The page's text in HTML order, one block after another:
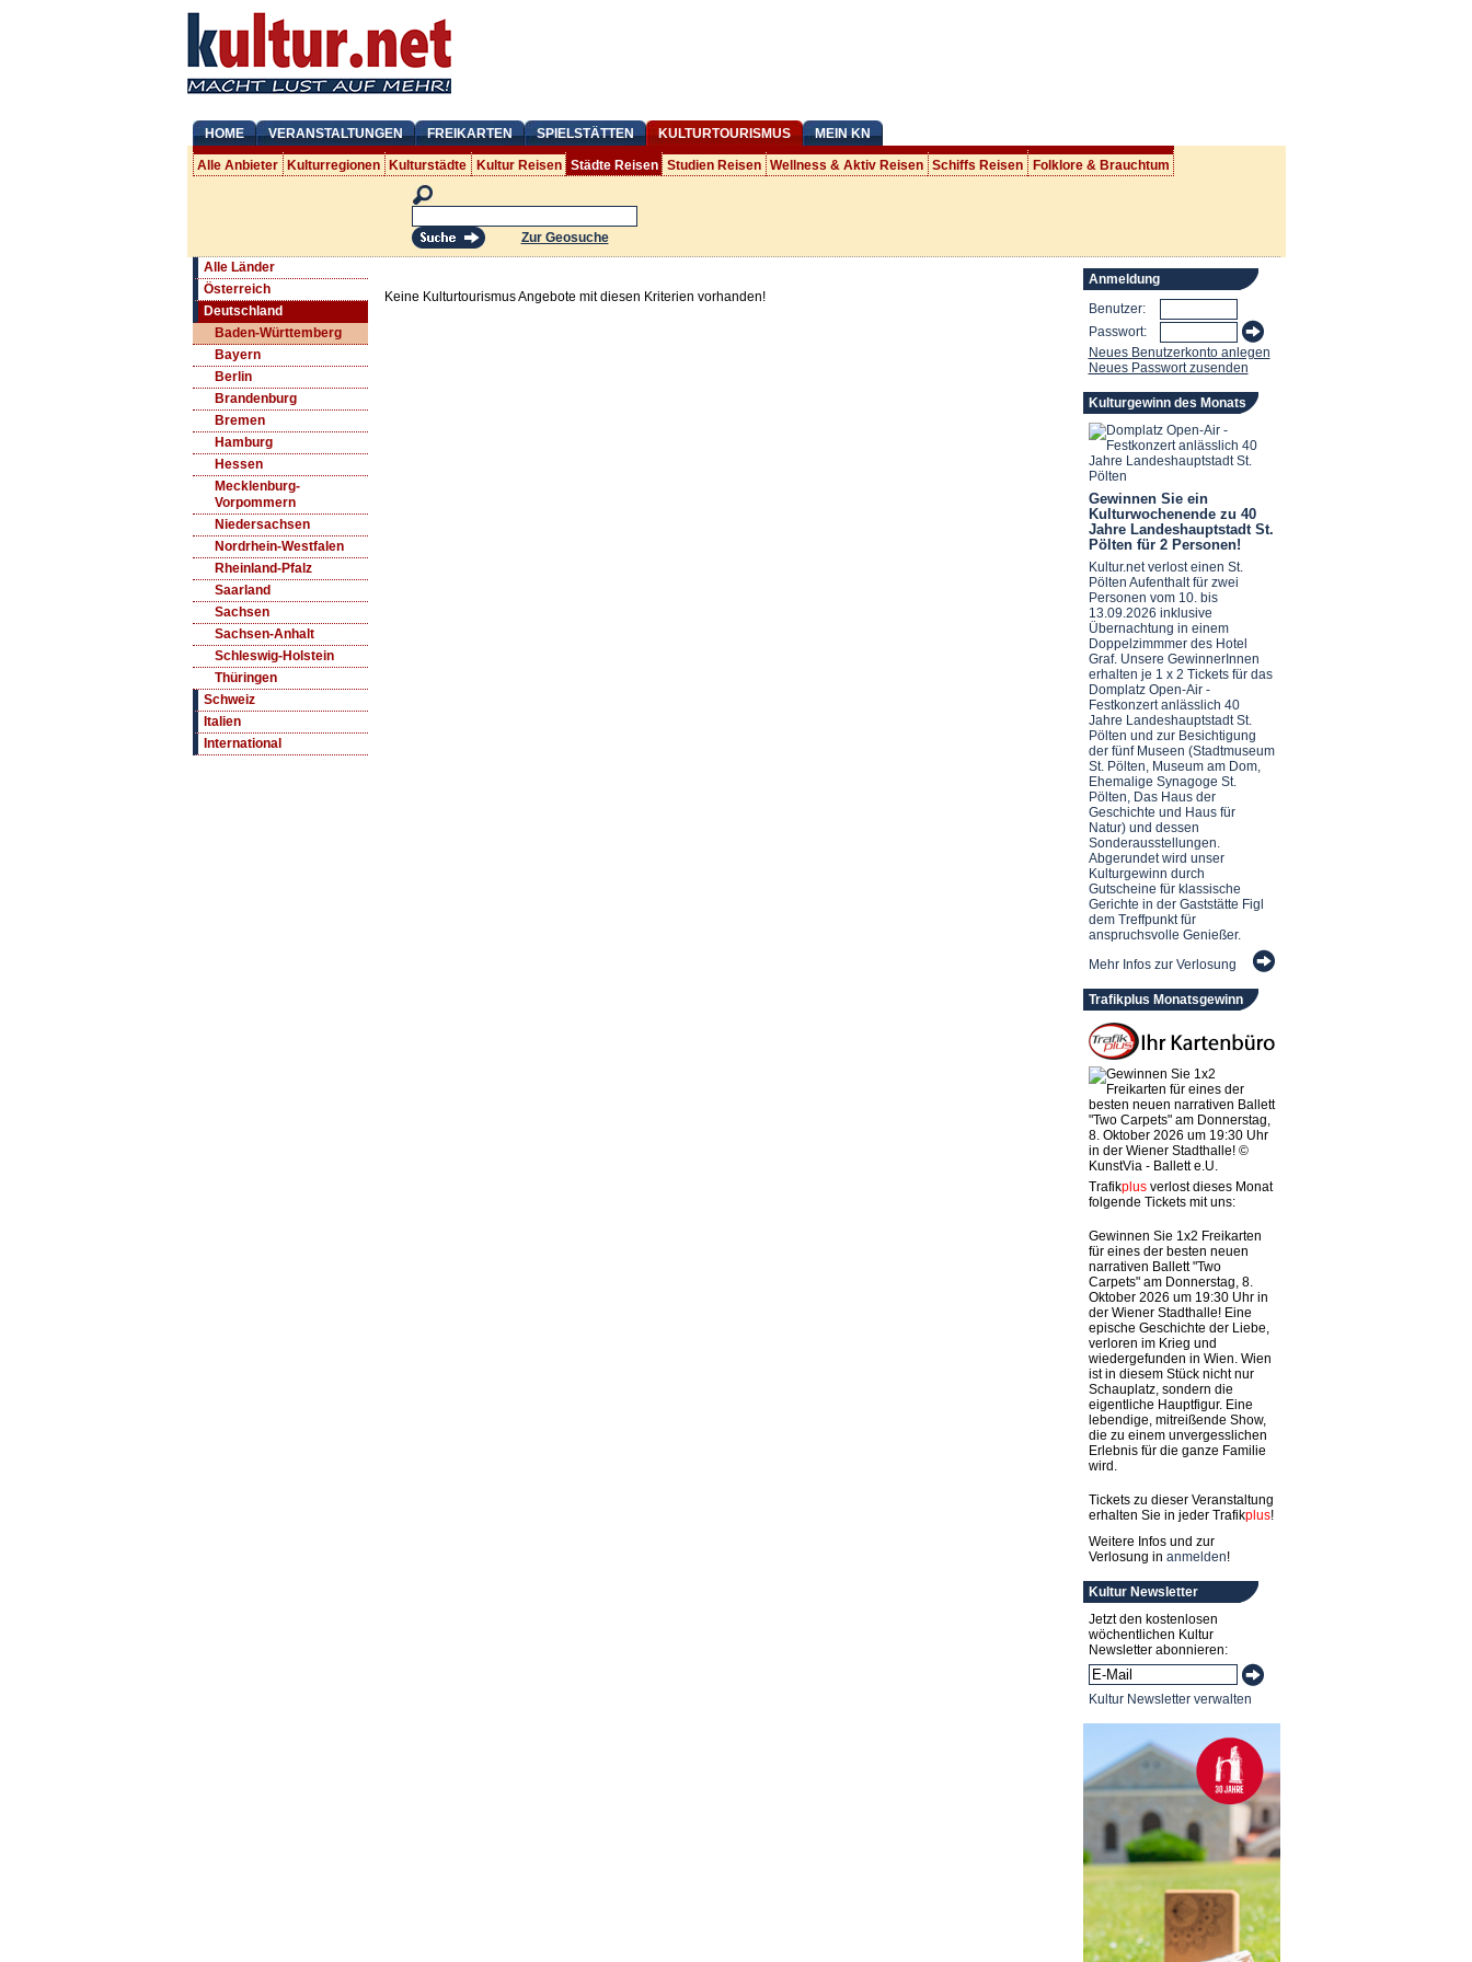
HOME VERANSTALTUNGEN FREIKARTEN SPIELSTÄTTEN KULTURTOURISMUS MEIN KN
Alle Anbieter Kulturregionen Kulturstädte Kultur Reisen Städte Reisen Studien Reisen Wellness & Aktiv Reisen Schiffs Reisen Folklore & Brauchtum
Zur Geosuche
Alle Länder
Österreich
Deutschland
Baden-Württemberg
Bayern
Berlin
Brandenburg
Bremen
Hamburg
Hessen
Mecklenburg-
Vorpommern
Niedersachsen
Nordrhein-Westfalen
Rheinland-Pfalz
Saarland
Sachsen
Sachsen-Anhalt
Schleswig-Holstein
Thüringen
Schweiz
Italien
International
Keine Kulturtourismus Angebote mit diesen Kriterien vorhanden!
Anmeldung
Benutzer:
Passwort:
Neues Benutzerkonto anlegen
Neues Passwort zusenden
Kulturgewinn des Monats
Gewinnen Sie ein
Kulturwochenende zu 40
Jahre Landeshauptstadt St.
Pölten für 2 Personen!
Kultur.net verlost einen St.
Pölten Aufenthalt für zwei
Personen vom 10. bis
13.09.2026 inklusive
Übernachtung in einem
Doppelzimmmer des Hotel
Graf. Unsere GewinnerInnen
erhalten je 1 x 2 Tickets für das
Domplatz Open-Air -
Festkonzert anlässlich 40
Jahre Landeshauptstadt St.
Pölten und zur Besichtigung
der fünf Museen (Stadtmuseum
St. Pölten, Museum am Dom,
Ehemalige Synagoge St.
Pölten, Das Haus der
Geschichte und Haus für
Natur) und dessen
Sonderausstellungen.
Abgerundet wird unser
Kulturgewinn durch
Gutscheine für klassische
Gerichte in der Gaststätte Figl
dem Treffpunkt für
anspruchsvolle Genießer.
Mehr Infos zur Verlosung
Trafikplus Monatsgewinn
Trafikplusverlost dieses Monat
folgende Tickets mit uns:
Gewinnen Sie 1x2 Freikarten
für eines der besten neuen
narrativen Ballett "Two
Carpets" am Donnerstag, 8.
Oktober 2026 um 19:30 Uhr in
der Wiener Stadthalle! Eine
epische Geschichte der Liebe,
verloren im Krieg und
wiedergefunden in Wien. Wien
ist in diesem Stück nicht nur
Schauplatz, sondern die
eigentliche Hauptfigur. Eine
lebendige, mitreißende Show,
die zu einem unvergesslichen
Erlebnis für die ganze Familie
wird.
Tickets zu dieser Veranstaltung
erhalten Sie in jeder Trafikplus!
Weitere Infos und zur
Verlosung in anmelden!
Kultur Newsletter
Jetzt den kostenlosen
wöchentlichen Kultur
Newsletter abonnieren:
Kultur Newsletter verwalten